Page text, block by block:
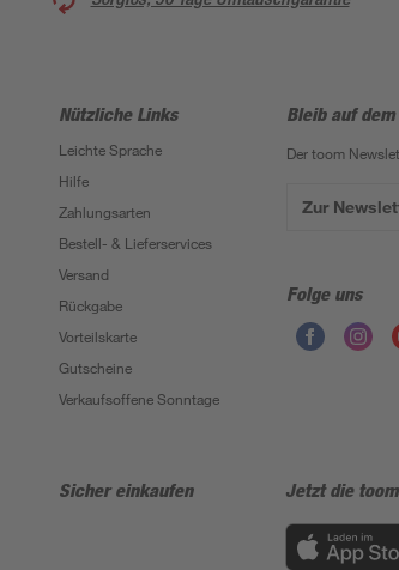
Nützliche Links
Leichte Sprache
Hilfe
Zahlungsarten
Bestell- & Lieferservices
Versand
Rückgabe
Vorteilskarte
Gutscheine
Verkaufsoffene Sonntage
Bleib auf
Der toom
Zur
Folge uns
Sicher einkaufen Jetzt die